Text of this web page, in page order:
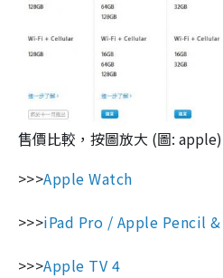
售價比較，按圖放大 (圖: apple)
>>>Apple Watch
>>>iPad Pro / Apple Pencil
>>>Apple TV 4